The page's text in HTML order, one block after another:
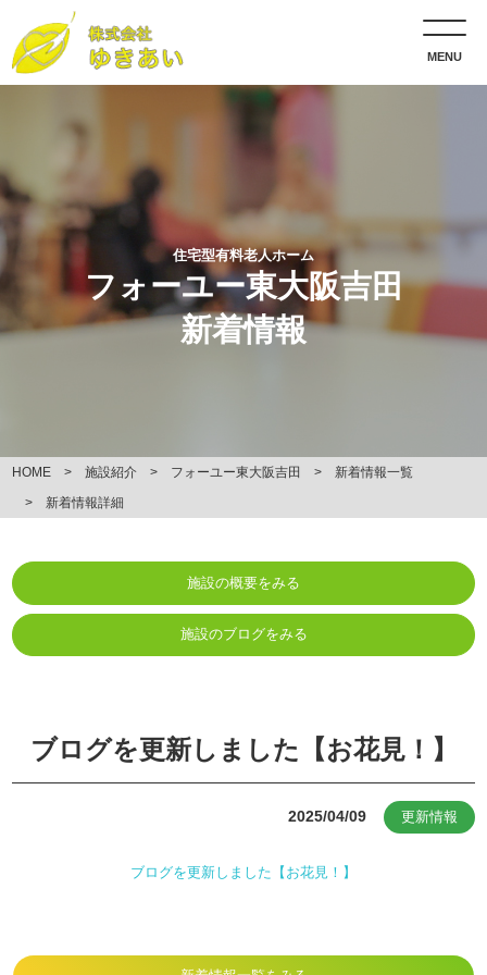
MENU
住宅型有料老人ホーム
フォーユー東大阪吉田
新着情報
HOME 施設紹介 フォーユー東大阪吉田
新着情報一覧
新着情報詳細
施設の概要をみる
施設のブログをみる
ブログを更新しました【お花見！】
2025/04/09 更新情報
ブログを更新しました【お花見！】